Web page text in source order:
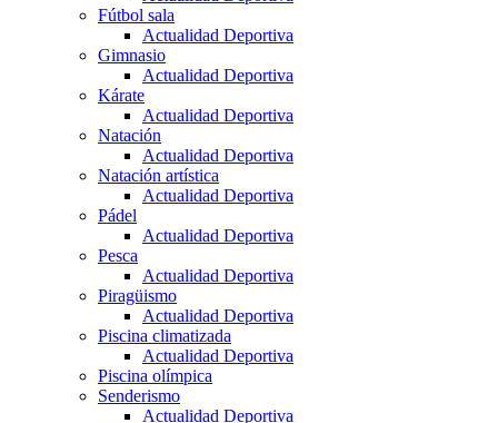
Fútbol sala
Actualidad Deportiva
Gimnasio
Actualidad Deportiva
Kárate
Actualidad Deportiva
Natación
Actualidad Deportiva
Natación artística
Actualidad Deportiva
Pádel
Actualidad Deportiva
Pesca
Actualidad Deportiva
Piragüismo
Actualidad Deportiva
Piscina climatizada
Actualidad Deportiva
Piscina olímpica
Senderismo
Actualidad Deportiva